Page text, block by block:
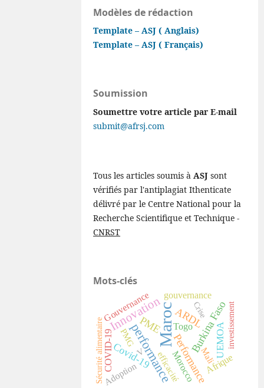
Modèles de rédaction
Template – ASJ ( Anglais)
Template – ASJ ( Français)
Soumission
Soumettre votre article par E-mail
submit@afrsj.com
Tous les articles soumis àASJ sont
vérifiés par l'antiplagiat Ithenticate
délivré par le Centre National pour la
Recherche Scientifique et Technique -
CNRST
Mots-clés
Maroc
performance
Innovation
Performance
Burkina Faso
ARDL
PME
Covid-19 UEMOA
Afrique
COVID-19
Gouvernance
Morocco
Adoption
gouvernance
Togo
V Mali
PMG
efficacité
Sécurité alimentaire
Crise investissement